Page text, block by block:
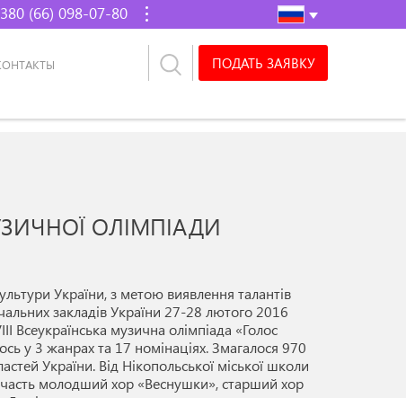
(66) 098-07-80
ПОДАТЬ ЗАЯВКУ
ОЛІМПІАДИ
України, з метою виявлення талантів
закладів України 27-28 лютого 2016
Всеукраїнська музична олімпіада «Голос
у 3 жанрах та 17 номінаціях. Змагалося 970
України. Від Нікопольської міської школи
молодший хор «Веснушки», старший хор